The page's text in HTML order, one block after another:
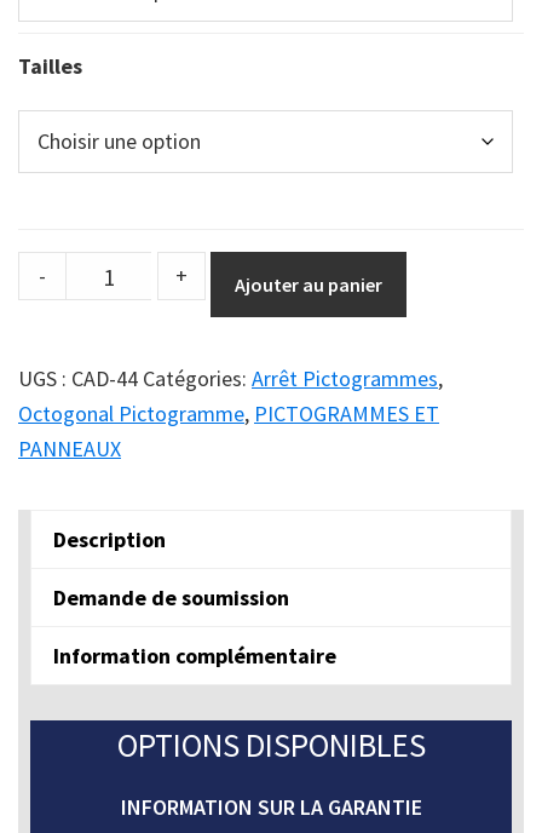
Tailles
pictogramme
-
STOP
(bilingue)
- + Ajouter au panier
UGS : CAD-44 Catégories: Arrêt Pictogrammes,
Octogonal Pictogramme, PICTOGRAMMES ET
PANNEAUX
Description
Demande de soumission
Information complémentaire
OPTIONS DISPONIBLES
INFORMATION SUR LA GARANTIE